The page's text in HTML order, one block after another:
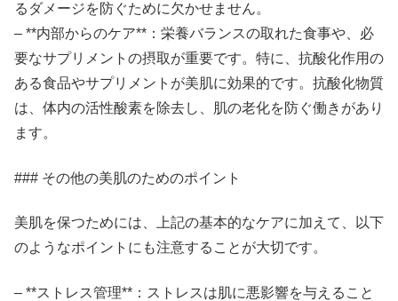
るダメージを防ぐために欠かせません。
– **内部からのケア**：栄養バランスの取れた食事や、必
要なサプリメントの摂取が重要です。特に、抗酸化作用の
ある食品やサプリメントが美肌に効果的です。抗酸化物質
は、体内の活性酸素を除去し、肌の老化を防ぐ働きがあり
ます。
### その他の美肌のためのポイント
美肌を保つためには、上記の基本的なケアに加えて、以下
のようなポイントにも注意することが大切です。
– **ストレス管理**：ストレスは肌に悪影響を与えること